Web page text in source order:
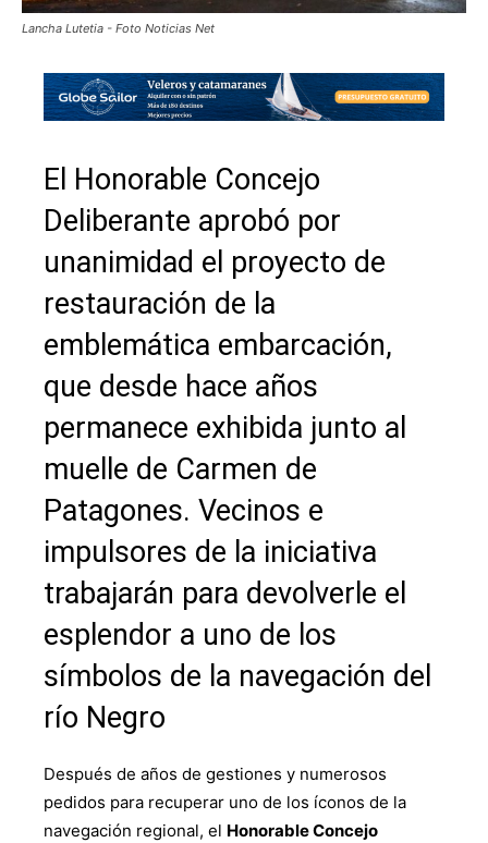
Lancha Lutetia - Foto Noticias Net
El Honorable Concejo
Deliberante aprobó por
unanimidad el proyecto de
restauración de la
emblemática embarcación,
que desde hace años
permanece exhibida junto al
muelle de Carmen de
Patagones. Vecinos e
impulsores de la iniciativa
trabajarán para devolverle el
esplendor a uno de los
símbolos de la navegación del
río Negro
Después de años de gestiones y numerosos
pedidos para recuperar uno de los íconos de la
navegación regional, el Honorable Concejo